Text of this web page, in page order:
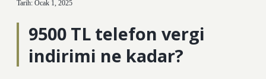
Tarih: Ocak 1, 2025
9500 TL telefon vergi
indirimi ne kadar?